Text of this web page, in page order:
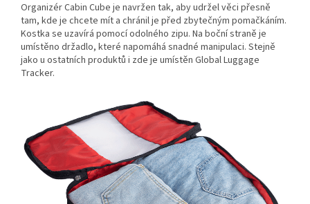
Organizér Cabin Cube je navržen tak, aby udržel věci přesně
tam, kde je chcete mít a chránil je před zbytečným pomačkáním.
Kostka se uzavírá pomocí odolného zipu. Na boční straně je
umístěno držadlo, které napomáhá snadné manipulaci. Stejně
jako u ostatních produktů i zde je umístěn Global Luggage
Tracker.